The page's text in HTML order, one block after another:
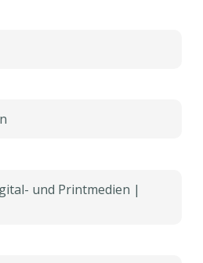
und Printmedien |